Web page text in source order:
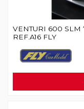
VENTURI 600 SLM
REF.A16 FLY